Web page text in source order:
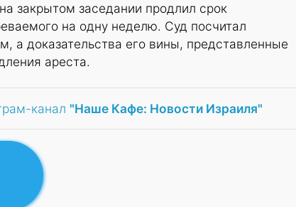
закрытом заседании продлил срок
на одну неделю. Суд посчитал
а доказательства его вины, представленные
ареста.
канал "Наше Кафе: Новости Израиля"